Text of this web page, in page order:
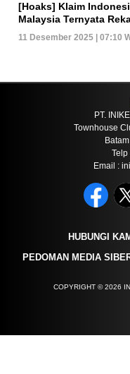
[Hoaks] Klaim
Malaysia Ternyata
11 Desember 2025 | 07:10
PT.
Townhouse
Email :
HUBUNGI
PEDOMAN MEDIA
COPYRIGHT © 2026